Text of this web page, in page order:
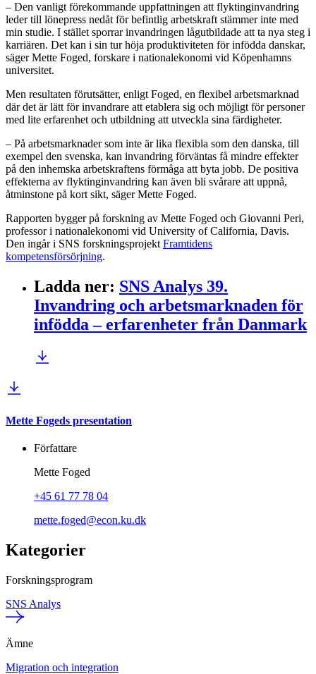
– Den vanligt förekommande uppfattningen att flyktinginvandring
leder till lönepress nedåt för befintlig arbetskraft stämmer inte med
min studie. I stället sporrar invandringen lågutbildade att ta nya steg i
karriären. Det kan i sin tur höja produktiviteten för infödda danskar,
säger Mette Foged, forskare i nationalekonomi vid Köpenhamns
universitet.
Men resultaten förutsätter, enligt Foged, en flexibel arbetsmarknad
där det är lätt för invandrare att etablera sig och möjligt för personer
med lite erfarenhet och utbildning att utveckla sina färdigheter.
– På arbetsmarknader som inte är lika flexibla som den danska, till
exempel den svenska, kan invandring förväntas få mindre effekter
på den inhemska arbetskraftens förmåga att byta jobb. De positiva
effekterna av flyktinginvandring kan även bli svårare att uppnå,
åtminstone på kort sikt, säger Mette Foged.
Rapporten bygger på forskning av Mette Foged och Giovanni Peri,
professor i nationalekonomi vid University of California, Davis.
Den ingår i SNS forskningsprojektFramtidens
kompetensförsörjning.
Ladda ner: SNS Analys 39.
Invandring och arbetsmarknaden för
infödda – erfarenheter från Danmark
Mette Fogeds presentation
Författare
Mette Foged
+45 61 77 78 04
mette.foged@econ.ku.dk
Kategorier
Forskningsprogram
SNS Analys
Ämne
Migration och integration